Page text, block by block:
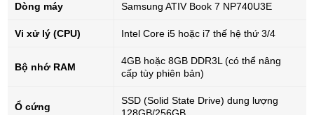
Dòng máy Samsung ATIV Book 7 NP740U3E
Vi xử lý (CPU) Intel Core i5 hoặc i7 thế hệ thứ 3/4
Bộ nhớ RAM
4GB hoặc 8GB DDR3L (có thể nâng
cấp tùy phiên bản)
Ổ cứng
SSD (Solid State Drive) dung lượng